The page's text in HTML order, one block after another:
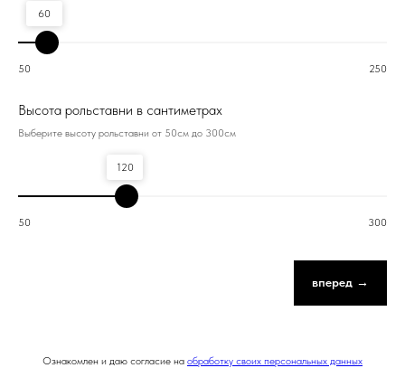
60
50 250
Высота рольставни в сантиметрах
Выберите высоту рольставни от 50см до 300см
120
50 300
вперед →
Ознакомлен и даю согласие на обработку своих персональных данных